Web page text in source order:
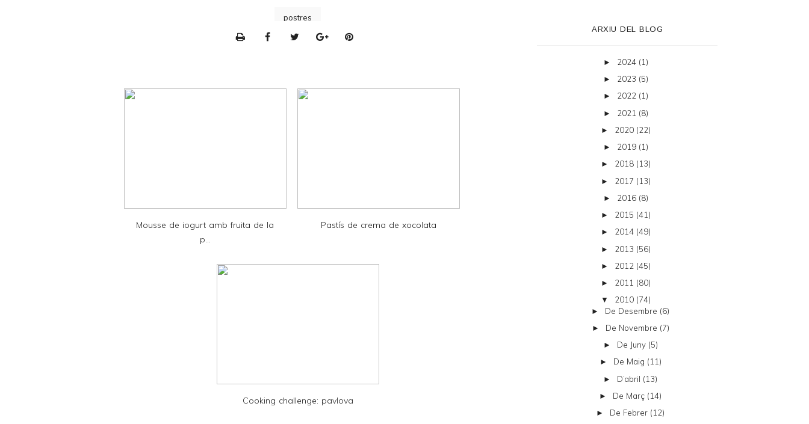
postres
n
F
Mousse de iogurt amb fruita de la
p...
Pastís de crema de xocolata
Cooking challenge: pavlova
ARXIU DEL BLOG
► 2024 (1)
► 2023 (5)
► 2022 (1)
► 2021 (8)
► 2020 (22)
► 2019 (1)
► 2018 (13)
► 2017 (13)
► 2016 (8)
► 2015 (41)
► 2014 (49)
► 2013 (56)
► 2012 (45)
► 2011 (80)
▼ 2010 (74)
► De Desembre (6)
► De Novembre (7)
► De Juny (5)
► De Maig (11)
► D’abril (13)
► De Març (14)
► De Febrer (12)